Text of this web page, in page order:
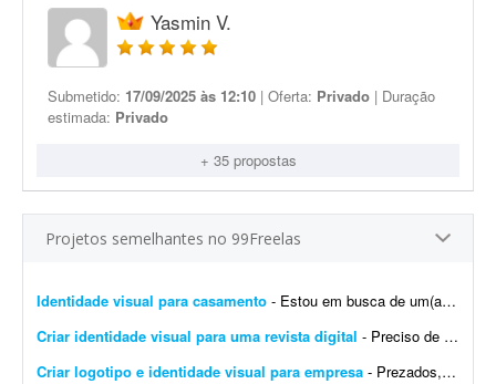
Yasmin V.
Submetido: 17/09/2025 às 12:10 | Oferta: Privado | Duração
estimada: Privado
+ 35 propostas
Projetos semelhantes no 99Freelas
Identidade visual para casamento - Estou em busca de um(a) designer para desenvolver a identidade visual para o meu casamento. O estilo será inspirado no universo medieval/encantado; temos como referência O Senhor dos A...
Criar identidade visual para uma revista digital - Preciso de uma identidade visual para uma revista digital. Logo, destaques, materiais de apoio, como caneca, camisa, todo branding.
Criar logotipo e identidade visual para empresa - Prezados, tenho uma pessoa em mente para o trabalho e a direcionarei a este projeto. Trata-se da criação de logotipo e identidade visual para a empresa do agronegócio Agromation.